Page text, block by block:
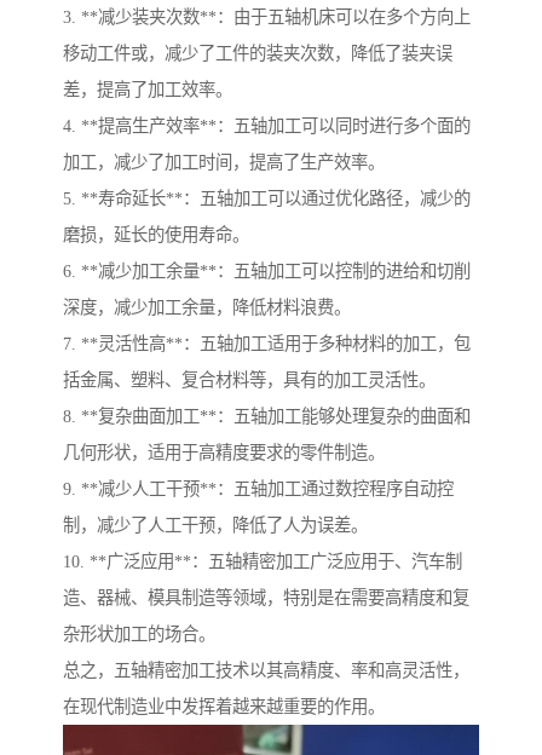
3. **减少装夹次数**：由于五轴机床可以在多个方向上
移动工件或，减少了工件的装夹次数，降低了装夹误
差，提高了加工效率。
4. **提高生产效率**：五轴加工可以同时进行多个面的
加工，减少了加工时间，提高了生产效率。
5. **寿命延长**：五轴加工可以通过优化路径，减少的
磨损，延长的使用寿命。
6. **减少加工余量**：五轴加工可以控制的进给和切削
深度，减少加工余量，降低材料浪费。
7. **灵活性高**：五轴加工适用于多种材料的加工，包
括金属、塑料、复合材料等，具有的加工灵活性。
8. **复杂曲面加工**：五轴加工能够处理复杂的曲面和
几何形状，适用于高精度要求的零件制造。
9. **减少人工干预**：五轴加工通过数控程序自动控
制，减少了人工干预，降低了人为误差。
10. **广泛应用**：五轴精密加工广泛应用于、汽车制
造、器械、模具制造等领域，特别是在需要高精度和复
杂形状加工的场合。
总之，五轴精密加工技术以其高精度、率和高灵活性，
在现代制造业中发挥着越来越重要的作用。